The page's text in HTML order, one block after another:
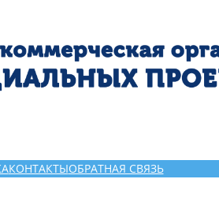
КОНТАКТЫОБРАТНАЯ СВЯЗЬ